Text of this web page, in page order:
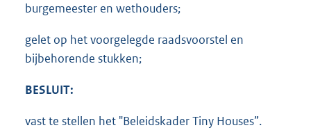
burgemeester en wethouders;
gelet op het voorgelegde raadsvoorstel en
bijbehorende stukken;
BESLUIT:
vast te stellen het "Beleidskader Tiny Houses”.